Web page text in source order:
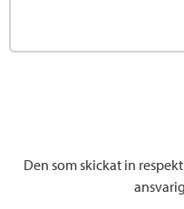
Den som skickat in